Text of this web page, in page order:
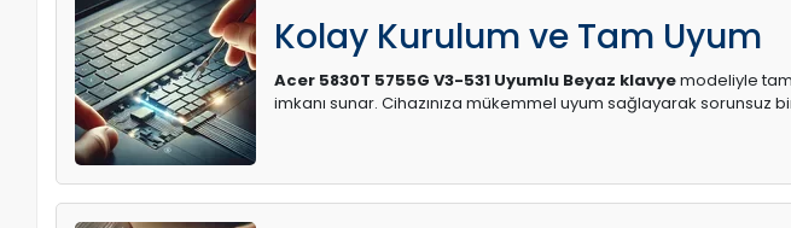
Kolay Kurulum ve Tam Uyum
Acer 5830T 5755G V3-531 Uyumlu Beyaz klavyemodeliyle
imkanı sunar. Cihazınıza mükemmel uyum sağlayarak sorunsuz